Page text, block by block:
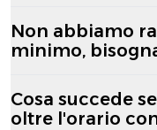
Non abbiamo
minimo,
Cosa succede
oltre l'orario